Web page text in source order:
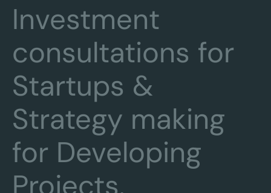
Investment
consultations for
Startups &
Strategy making
for Developing